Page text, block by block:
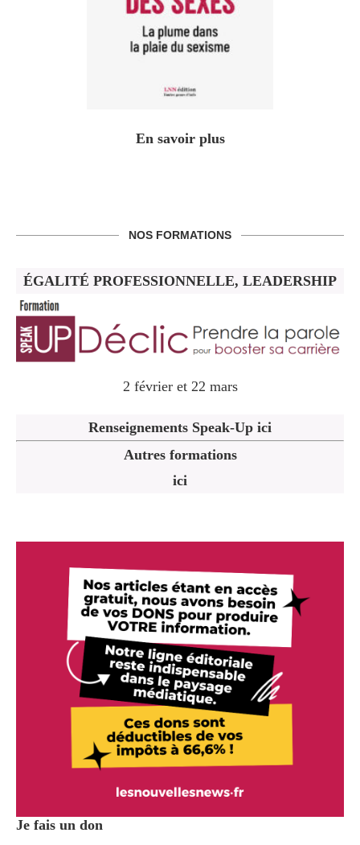
En savoir plus
NOS FORMATIONS
ÉGALITÉ PROFESSIONNELLE, LEADERSHIP
2 février et 22 mars
Renseignements Speak-Up ici
Autres formations
ici
Je fais un don